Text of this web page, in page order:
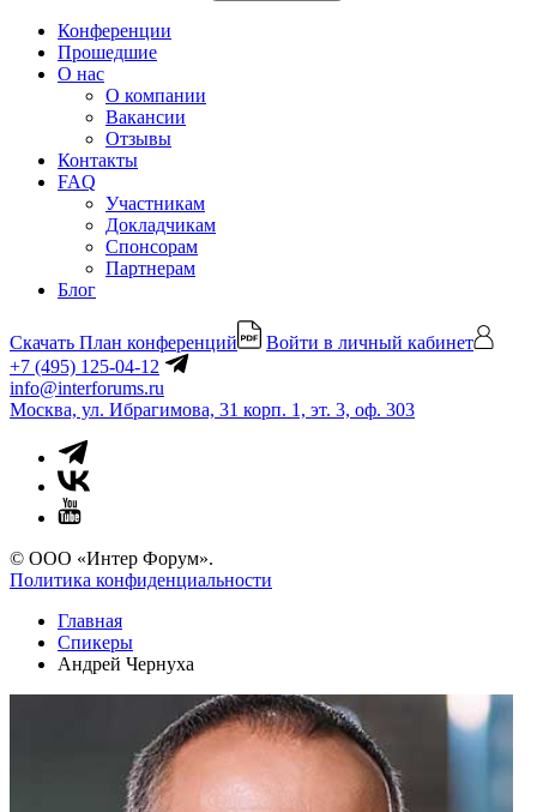
Конференции
Прошедшие
О нас
О компании
Вакансии
Отзывы
Контакты
FAQ
Участникам
Докладчикам
Спонсорам
Партнерам
Блог
Скачать План конференций
Войти в личный кабинет
+7 (495) 125-04-12
info@interforums.ru
Москва, ул. Ибрагимова, 31 корп. 1, эт. 3, оф. 303
© ООО «Интер Форум».
Политика конфиденциальности
Главная
Спикеры
Андрей Чернуха